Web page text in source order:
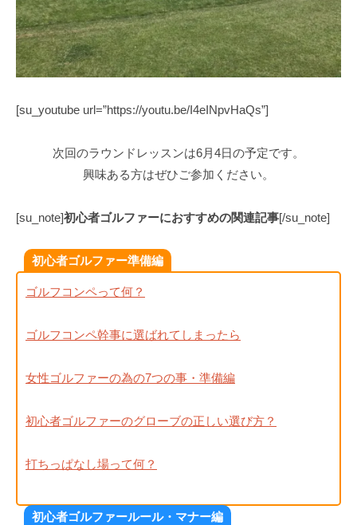
[su_youtube url=”https://youtu.be/I4eINpvHaQs”]
次回のラウンドレッスンは6月4日の予定です。
興味ある方はぜひご参加ください。
[su_note]初心者ゴルファーにおすすめの関連記事[/su_note]
初心者ゴルファー準備編
ゴルフコンペって何？
ゴルフコンペ幹事に選ばれてしまったら
女性ゴルファーの為の7つの事・準備編
初心者ゴルファーのグローブの正しい選び方？
打ちっぱなし場って何？
初心者ゴルファールール・マナー編